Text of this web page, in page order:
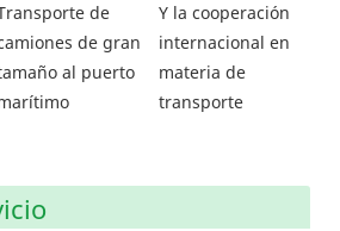
de
de gran
al puerto
Y la cooperación
internacional en
materia de
transporte